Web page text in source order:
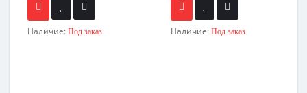
Наличие: Под заказ Наличие: Под заказ